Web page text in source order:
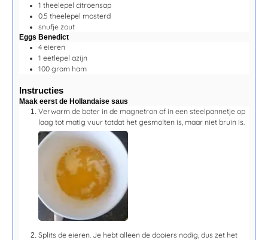
1 theelepel citroensap
0.5 theelepel mosterd
snufje zout
Eggs Benedict
4 eieren
1 eetlepel azijn
100 gram ham
Instructies
Maak eerst de Hollandaise saus
Verwarm de boter in de magnetron of in een steelpannetje op
laag tot matig vuur totdat het gesmolten is, maar niet bruin is.
Splits de eieren. Je hebt alleen de dooiers nodig, dus zet het